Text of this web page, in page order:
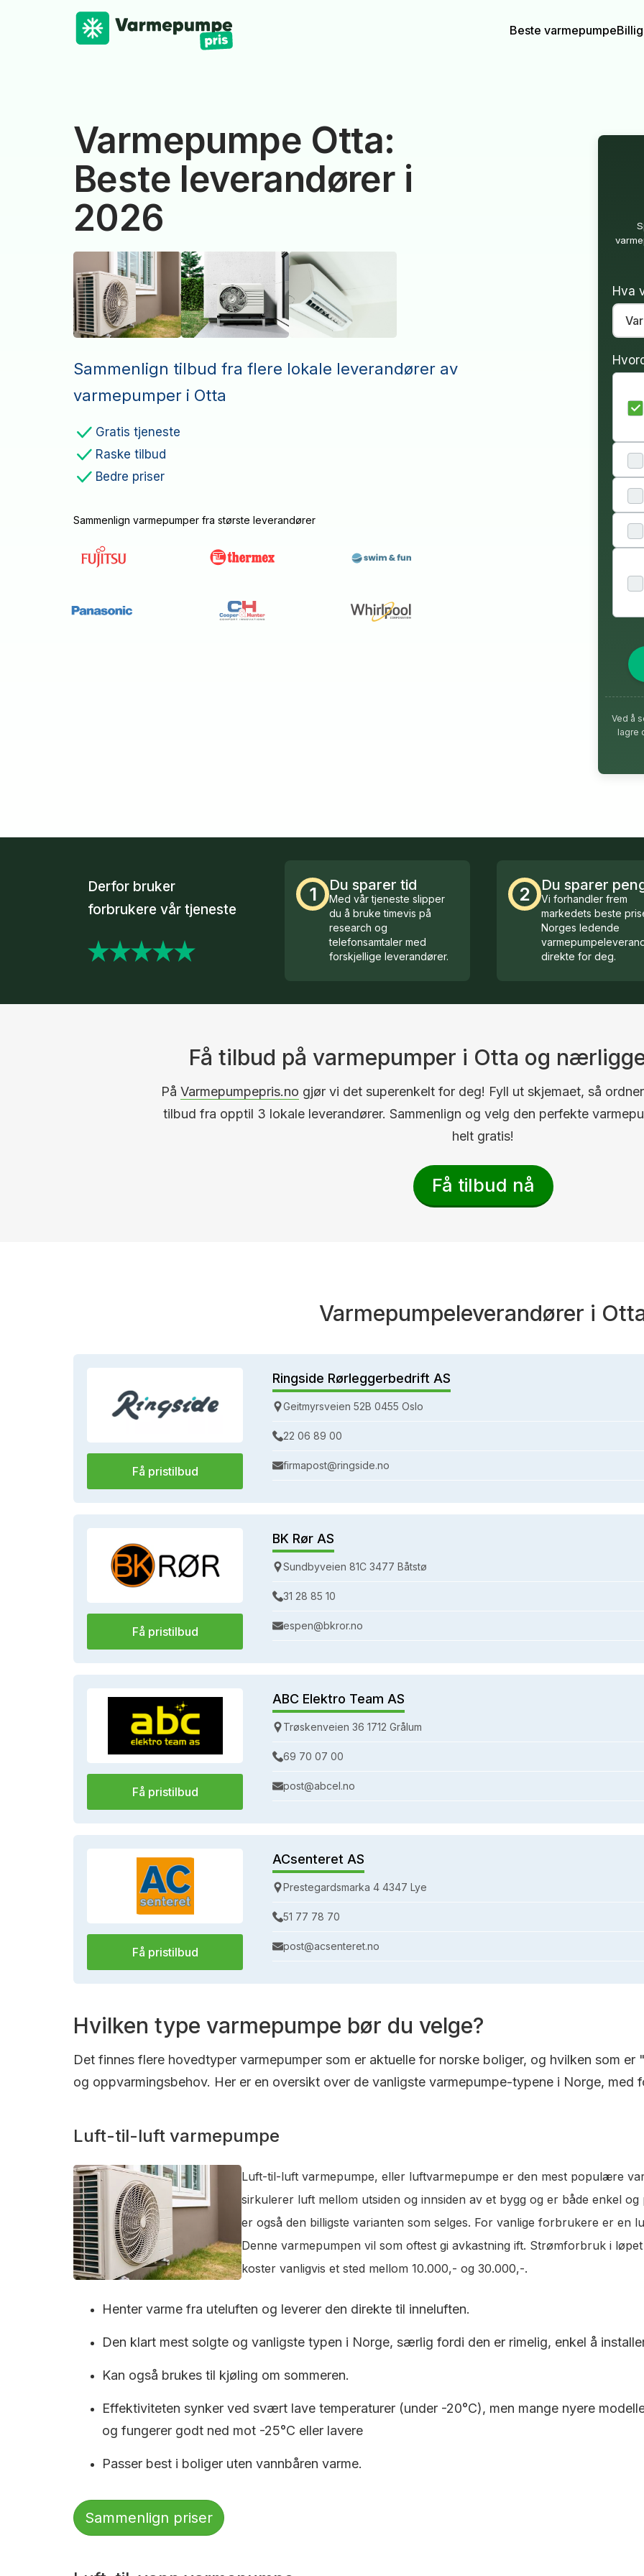
Beste varmepumpe
Varmepumpe Otta:
Beste leverandører i
2026
Sammenlign tilbud fra flere lokale leverandører av
varmepumper i Otta
Gratis tjeneste
Raske tilbud
Bedre priser
Sammenlign varmepumper fra største leverandører
Hva
Ved å
lagre
Derfor bruker
forbrukere vår tjeneste
1 Du sparer tid
Med vår tjeneste slipper
du å bruke timevis på
research og
telefonsamtaler med
forskjellige leverandører.
2 Du sparer
Vi forhandler frem
markedets beste
Norges ledende
direkte for deg.
Få tilbud på varmepumper i Otta og
På Varmepumpepris.no gjør vi det superenkelt for deg! Fyll ut skjemaet, så
tilbud fra opptil 3 lokale leverandører. Sammenlign og velg den perfekte
helt gratis!
Få tilbud nå
Varmepumpeleverandører i
Få pristilbud
Ringside Rørleggerbedrift AS
Geitmyrsveien 52B 0455 Oslo
22 06 89 00
firmapost@ringside.no
Få pristilbud
BK Rør AS
Sundbyveien 81C 3477 Båtstø
31 28 85 10
espen@bkror.no
Få pristilbud
ABC Elektro Team AS
Trøskenveien 36 1712 Grålum
69 70 07 00
post@abcel.no
Få pristilbud
ACsenteret AS
Prestegardsmarka 4 4347 Lye
51 77 78 70
post@acsenteret.no
Hvilken type varmepumpe bør du velge?
Det finnes flere hovedtyper varmepumper som er aktuelle for norske boliger, og hvilken som er
og oppvarmingsbehov. Her er en oversikt over de vanligste varmepumpe-typene i Norge, med
Luft-til-luft varmepumpe
Luft-til-luft varmepumpe, eller luftvarmepumpe er den mest populære
sirkulerer luft mellom utsiden og innsiden av et bygg og er både enkel
er også den billigste varianten som selges. For vanlige forbrukere er en
Denne varmepumpen vil som oftest gi avkastning ift. Strømforbruk i
koster vanligvis et sted mellom 10.000,- og 30.000,-.
Henter varme fra uteluften og leverer den direkte til inneluften.
Den klart mest solgte og vanligste typen i Norge, særlig fordi den er rimelig, enkel å
Kan også brukes til kjøling om sommeren.
Effektiviteten synker ved svært lave temperaturer (under -20°C), men mange nyere
og fungerer godt ned mot -25°C eller lavere
Passer best i boliger uten vannbåren varme.
Sammenlign priser